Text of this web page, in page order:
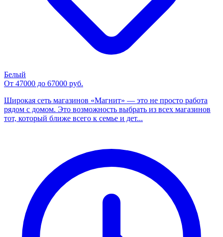
Белый
От 47000 до 67000 руб.
Широкая сеть магазинов «Магнит» — это не просто работа
рядом с домом. Это возможность выбрать из всех магазинов
тот, который ближе всего к семье и дет...